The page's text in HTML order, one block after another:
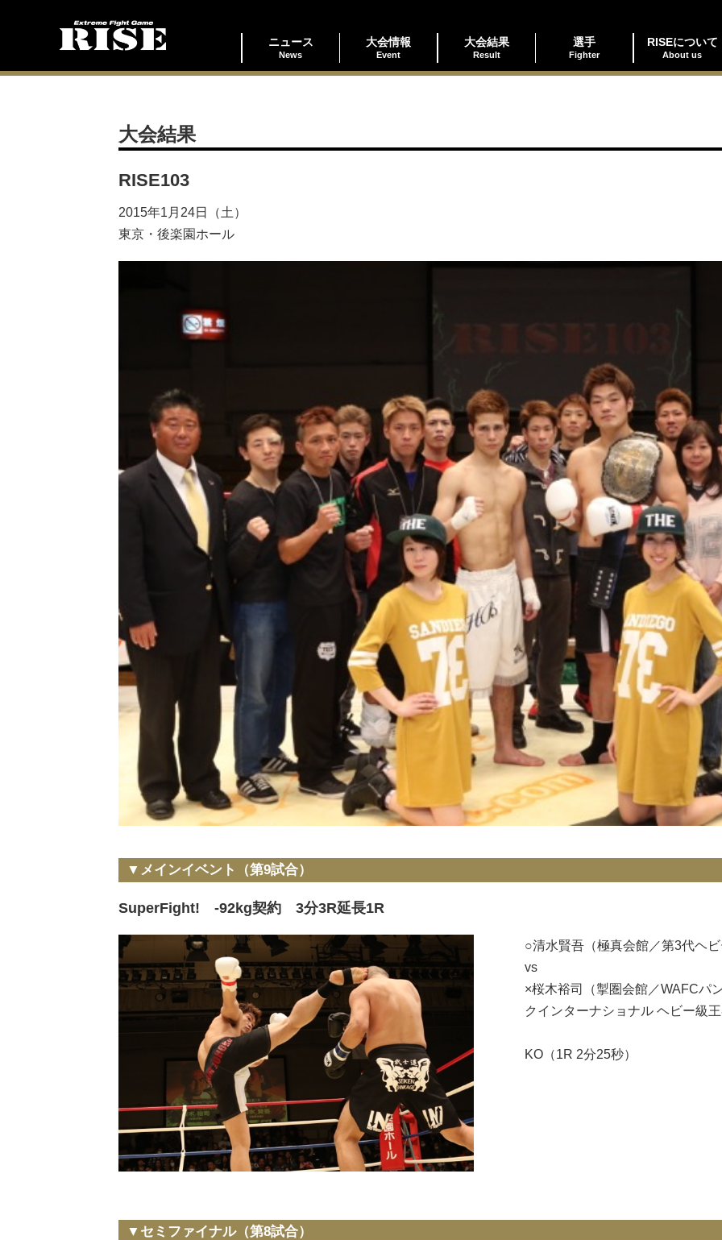
ニュース
News
大会情報
Event
大会結果
Result
選手
Fighter
RISEについて
About us
大会結果
RISE103
2015年1月24日（土）
東京・後楽園ホール
▼メインイベント（第9試合）
SuperFight! -92kg契約 3分3R延長1R
○清水賢吾（極真会館／第3代ヘビ
vs
×桜木裕司（掣圏会館／WAFCパ
クインターナショナル ヘビー級王
KO（1R 2分25秒）
▼セミファイナル（第8試合）